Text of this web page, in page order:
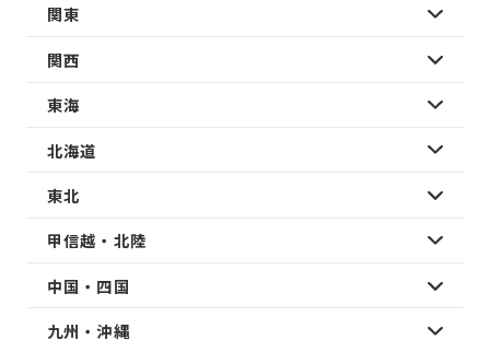
関東
関西
東海
北海道
東北
甲信越・北陸
中国・四国
九州・沖縄